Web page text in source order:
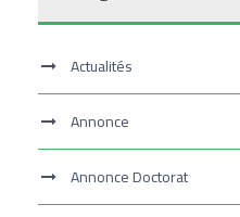
Actualités
Annonce
Annonce Doctorat